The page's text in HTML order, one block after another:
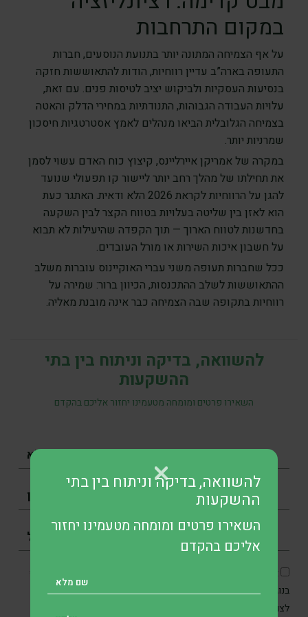
במקום התרחבות
על אף הצמיחה המתונה יותר בתנועת הנוסעים, חברות
התעופה בארה”ב עדיין רווחיות, הודות להתאוששות חזקה
בנסיעות העסקיות ולביקוש יציב לטיסות פנים. עם זאת,
עלויות העבודה הגבוהות, התנודתיות במחירי הדלק והאטה
בצמיחה הגלובלית הביאו מנהלים לאמץ אסטרטגיות חיסכון
שמרניות יותר.
במקרה של אמריקן איירליינס, קיצוץ כוח האדם עשוי לסמן
את תחילתו של מהלך רחב יותר ליישור קו תפעולי שנועד
להגן על הרווחיות לקראת 2026 הלא ודאית. האתגר כעת
הוא לאזן בין שליטה בעלויות בטווח הקצר לבין השקעה
בחדשנות לטווח הארוך — תוך הקפדה שהיעילות לא תבוא
על חשבון איכות השירות או מורל העובדים.
ככל שחברות תעופה משני עברי האוקיינוס עוברות משלב
ההתאוששות לשלב ההתכנסות, הכיוון ברור: שמירה על
רווחיות בתקופה שבה הצמיחה כבר אינה מובנת מאליה.
להשוואה, בדיקה וניתוח בין בתי
ההשקעות
השאירו פרטים ומומחה מטעמינו יחזור אליכם בהקדם
אני מסכים/ה כי SKN תיצור איתי קשר בטלפון, בדוא״ל ובוואטסאפ
בנוגע לפנייתי, וכן מאשר/ת את איסוף והשימוש במידע האישי שלי
לצורכי תקשורת ושירות בהתאם ל
להשוואה, בדיקה וניתוח בין בתי
ההשקעות
השאירו פרטים ומומחה מטעמינו יחזור
אליכם בהקדם